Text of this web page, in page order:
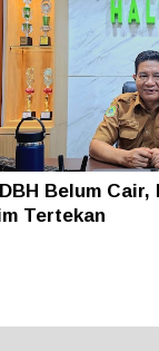
Haltim
PERDANA,
Lebih Ketat
Belum Cair,
Tertekan